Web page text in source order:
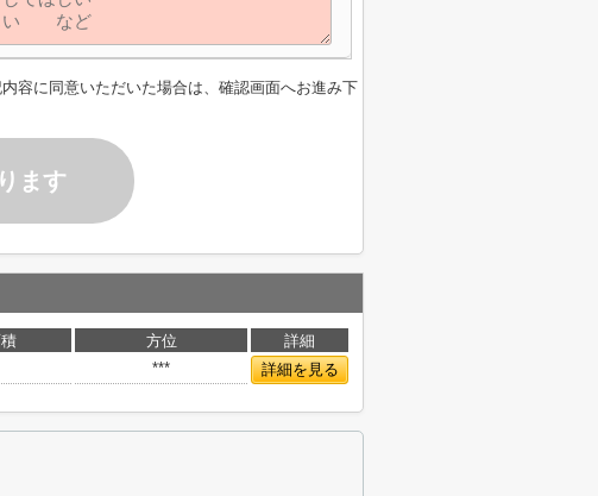
容に同意いただいた場合は、確認画面へお進み下
ます
方位
詳細
*** 詳細を見る